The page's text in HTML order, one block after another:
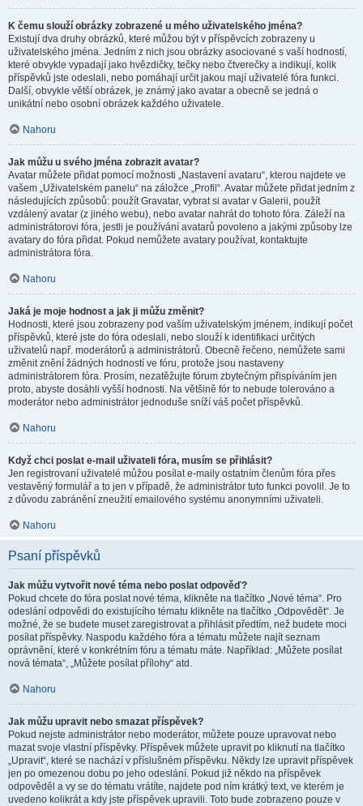
K čemu slouží obrázky zobrazené u mého uživatelského jména?
Existují dva druhy obrázků, které můžou být v příspěvcích zobrazeny u
uživatelského jména. Jedním z nich jsou obrázky asociované s vaší hodností,
které obvykle vypadají jako hvězdičky, tečky nebo čtverečky a indikují, kolik
příspěvků jste odeslali, nebo pomáhají určit jakou mají uživatelé fóra funkci.
Další, obvykle větší obrázek, je známý jako avatar a obecně se jedná o
unikátní nebo osobní obrázek každého uživatele.
Nahoru
Jak můžu u svého jména zobrazit avatar?
Avatar můžete přidat pomocí možnosti „Nastavení avataru“, kterou najdete ve
vašem „Uživatelském panelu“ na záložce „Profil“. Avatar můžete přidat jedním z
následujících způsobů: použít Gravatar, vybrat si avatar v Galerii, použít
vzdálený avatar (z jiného webu), nebo avatar nahrát do tohoto fóra. Záleží na
administrátorovi fóra, jestli je používání avatarů povoleno a jakými způsoby lze
avatary do fóra přidat. Pokud nemůžete avatary používat, kontaktujte
administrátora fóra.
Nahoru
Jaká je moje hodnost a jak ji můžu změnit?
Hodnosti, které jsou zobrazeny pod vaším uživatelským jménem, indikují počet
příspěvků, které jste do fóra odeslali, nebo slouží k identifikaci určitých
uživatelů např. moderátorů a administrátorů. Obecně řečeno, nemůžete sami
změnit znění žádných hodností ve fóru, protože jsou nastaveny
administrátorem fóra. Prosím, nezatěžujte fórum zbytečným přispíváním jen
proto, abyste dosáhli vyšší hodnosti. Na většině fór to nebude tolerováno a
moderátor nebo administrátor jednoduše sníží váš počet příspěvků.
Nahoru
Když chci poslat e-mail uživateli fóra, musím se přihlásit?
Jen registrovaní uživatelé můžou posílat e-maily ostatním členům fóra přes
vestavěný formulář a to jen v případě, že administrátor tuto funkci povolil. Je to
z důvodu zabránění zneužití emailového systému anonymními uživateli.
Nahoru
Psaní příspěvků
Jak můžu vytvořit nové téma nebo poslat odpověď?
Pokud chcete do fóra poslat nové téma, klikněte na tlačítko „Nové téma“. Pro
odeslání odpovědi do existujícího tématu klikněte na tlačítko „Odpovědět“. Je
možné, že se budete muset zaregistrovat a přihlásit předtím, než budete moci
posílat příspěvky. Naspodu každého fóra a tématu můžete najít seznam
oprávnění, které v konkrétním fóru a tématu máte. Například: „Můžete posílat
nová témata“, „Můžete posílat přílohy“ atd.
Nahoru
Jak můžu upravit nebo smazat příspěvek?
Pokud nejste administrátor nebo moderátor, můžete pouze upravovat nebo
mazat svoje vlastní příspěvky. Příspěvek můžete upravit po kliknutí na tlačítko
„Upravit“, které se nachází v příslušném příspěvku. Někdy lze upravit příspěvek
jen po omezenou dobu po jeho odeslání. Pokud již někdo na příspěvek
odpověděl a vy se do tématu vrátíte, najdete pod ním krátký text, ve kterém je
uvedeno kolikrát a kdy jste příspěvek upravili. Toto bude zobrazeno pouze v